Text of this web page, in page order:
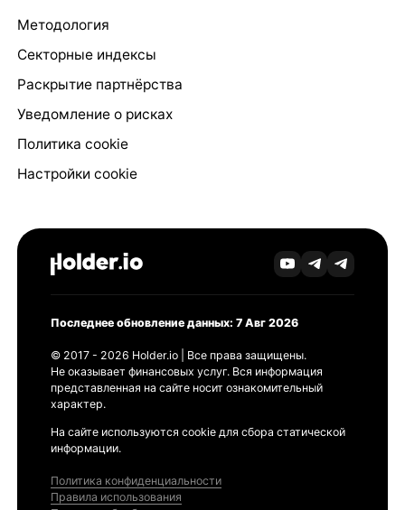
Методология
Секторные индексы
Раскрытие партнёрства
Уведомление о рисках
Политика cookie
Настройки cookie
Последнее обновление данных: 7 Авг 2026
© 2017 - 2026 Holder.io | Все права защищены.
Не оказывает финансовых услуг. Вся информация
представленная на сайте носит ознакомительный
характер.
На сайте используются cookie для сбора статической
информации.
Политика конфиденциальности
Правила использования